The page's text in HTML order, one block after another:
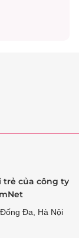
trẻ của công ty
Đa, Hà Nội